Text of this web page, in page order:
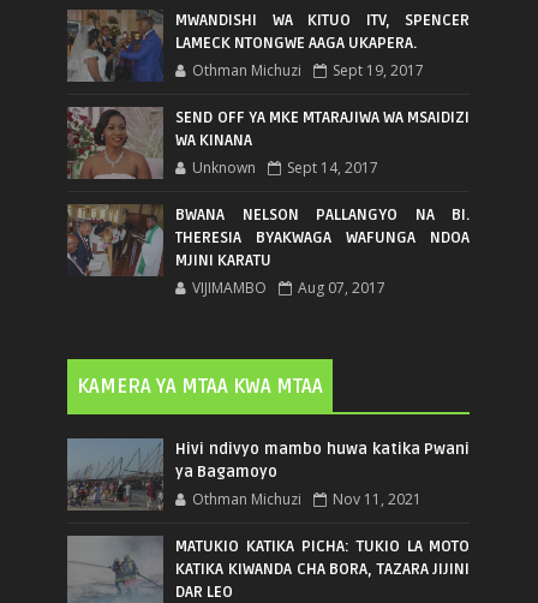
MWANDISHI WA KITUO ITV, SPENCER
LAMECK NTONGWE AAGA UKAPERA.
Othman Michuzi Sept 19, 2017
SEND OFF YA MKE MTARAJIWA WA MSAIDIZI
WA KINANA
Unknown Sept 14, 2017
BWANA NELSON PALLANGYO NA BI.
THERESIA BYAKWAGA WAFUNGA NDOA
MJINI KARATU
VIJIMAMBO Aug 07, 2017
KAMERA YA MTAA KWA MTAA
Hivi ndivyo mambo huwa katika Pwani
ya Bagamoyo
Othman Michuzi Nov 11, 2021
MATUKIO KATIKA PICHA: TUKIO LA MOTO
KATIKA KIWANDA CHA BORA, TAZARA JIJINI
DAR LEO